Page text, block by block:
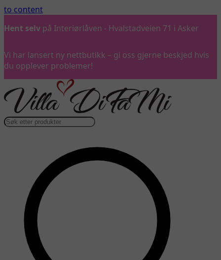
to content
Hent selv på Interiørlåven - Hvalstadveien 71 i Asker
Vi har lansert ny nettbutikk – gi oss gjerne beskjed hvis
du opplever problemer!